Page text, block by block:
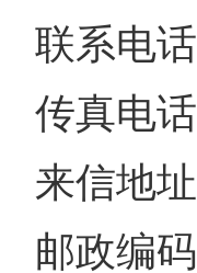
联系电
传真电
来信地
邮政编